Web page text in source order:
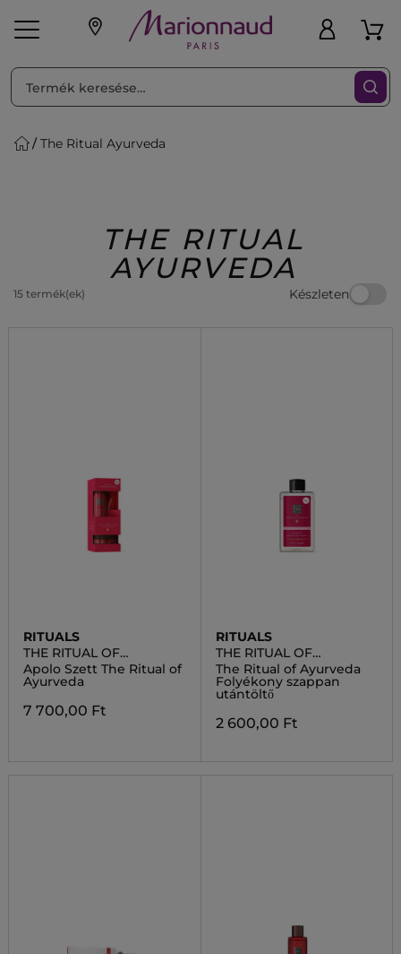
Parfüm
Beauty
The Ritual Ayurveda
THE RITUAL
AYURVEDA
15 termék(ek) Készleten
RENDEZéS Szűrő
RITUALS
THE RITUAL OF
AYURVEDA
Apolo Szett The Ritual of
Ayurveda
7 700,00 Ft
RITUALS
THE RITUAL OF
AYURVEDA
The Ritual of Ayurveda
Folyékony szappan
utántöltő
2 600,00 Ft